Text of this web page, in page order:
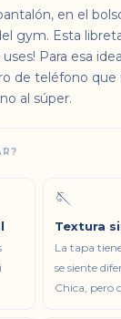
en el
gym. Esta
Para esa
de teléfono que
al súper.
🪡
Textura
La tapa
se siente
Chica, pero